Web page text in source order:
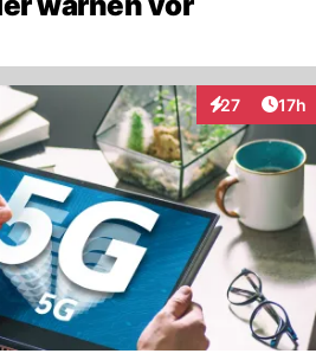
27
Interaktionen
17h